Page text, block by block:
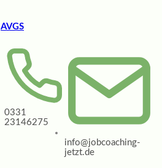
AVGS
0331
23146275
info@jobcoaching-
jetzt.de